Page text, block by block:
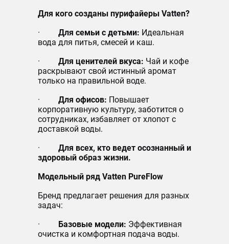
Для кого созданы пурифайеры Vatten?
· Для семьи с детьми: Идеальная
вода для питья, смесей и каш.
· Для ценителей вкуса: Чай и кофе
раскрывают свой истинный аромат
только на правильной воде.
· Для офисов: Повышает
корпоративную культуру, заботится о
сотрудниках, избавляет от хлопот с
доставкой воды.
· Для всех, кто ведет осознанный и
здоровый образ жизни.
Модельный ряд Vatten PureFlow
Бренд предлагает решения для разных
задач:
· Базовые модели: Эффективная
очистка и комфортная подача воды.